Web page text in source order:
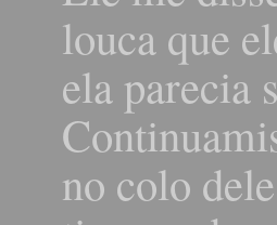
louca que
ela parecia
no colo